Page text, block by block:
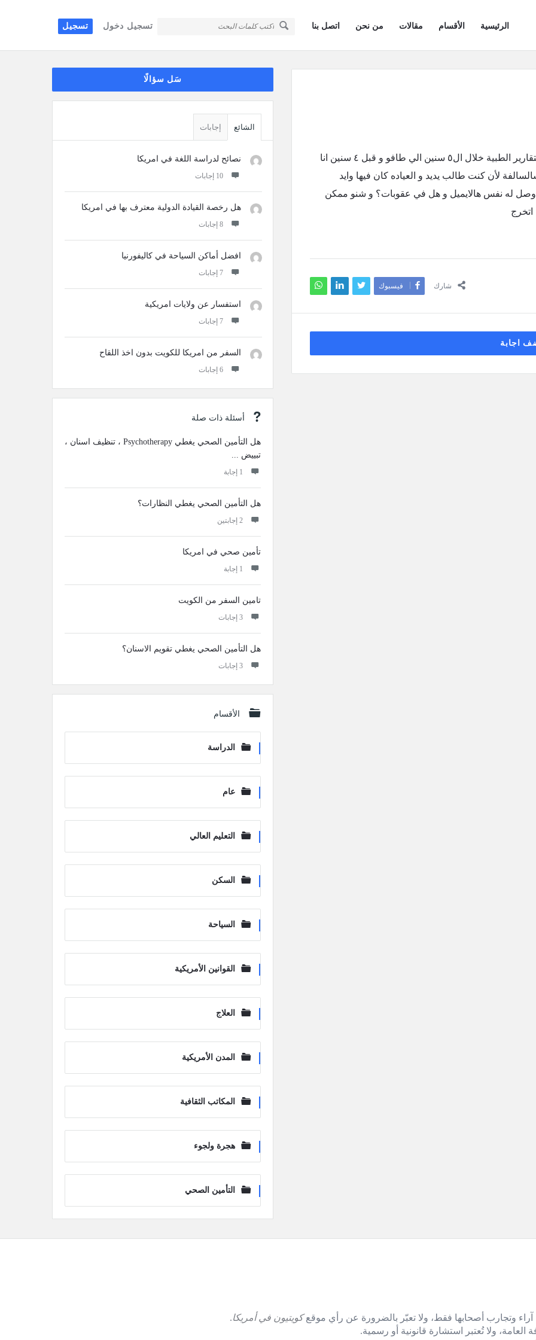
تسجيل دخول تسجيل
وجواب
كويتيون
الرئيسية الأقسام مقالات من نحن اتصل بنا
السلام عليكم الملحق دازين لي ايميل طالبين مني التقارير الطبية خلال ال٥ سنين الي طافو و قبل ٤ سنين انا
لأن كنت طالب يديد و العياده كان فيها وايد
وصل له نفس هالايميل و هل في عقوبات؟ و شنو ممكن
شارك فيسبوك
اجابة
سَل سؤالًا
الشائع إجابات
نصائح لدراسة اللغة في امريكا
‫10 إجابات
هل رخصة القيادة الدولية معترف بها في امريكا
‫8 إجابات
افضل أماكن السياحة في كاليفورنيا
‫7 إجابات
استفسار عن ولايات امريكية
‫7 إجابات
السفر من امريكا للكويت بدون اخذ اللقاح
‫6 إجابات
أسئلة ذات صلة
هل التأمين الصحي يغطي Psychotherapy ، تنظيف اسنان ،
تبييض ...
‫1 إجابة
هل التأمين الصحي يغطي النظارات؟
‫2 إجابتين
تأمين صحي في امريكا
‫1 إجابة
تامين السفر من الكويت
‫3 إجابات
هل التأمين الصحي يغطي تقويم الاسنان؟
‫3 إجابات
الأقسام
الدراسة
عام
التعليم العالي
السكن
السياحة
القوانين الأمريكية
العلاج
المدن الأمريكية
المكاتب الثقافية
هجرة ولجوء
التأمين الصحي
وتجارب أصحابها فقط، ولا تعبّر بالضرورة عن رأي موقعكويتيون في أمريكا.
ولا تُعتبر استشارة قانونية أو رسمية.